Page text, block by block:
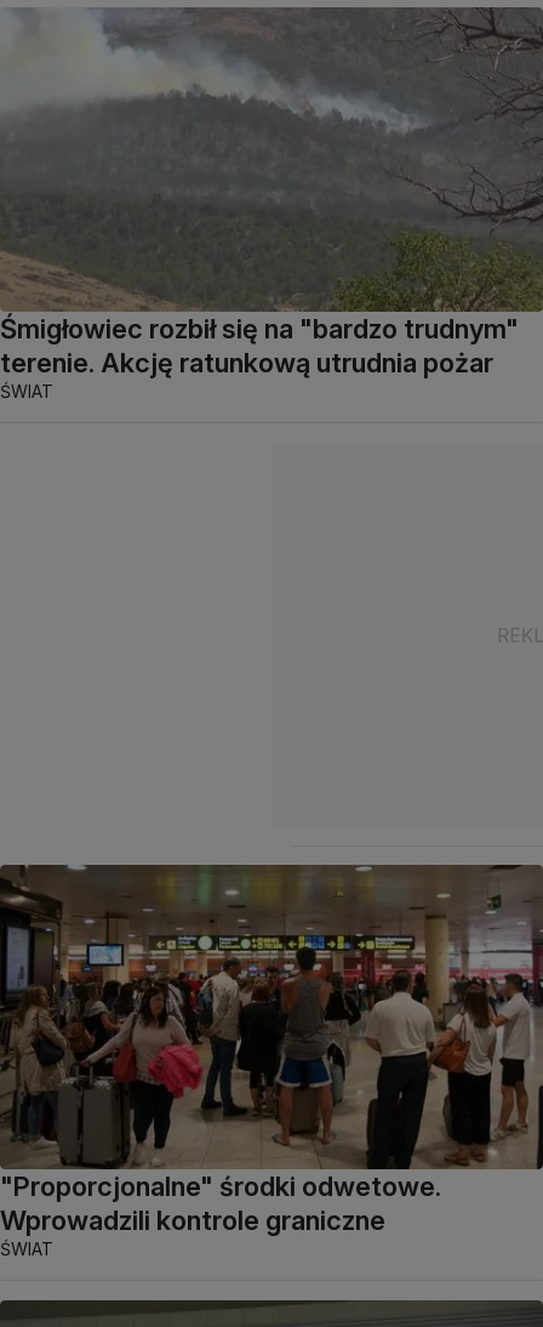
Śmigłowiec rozbił się na "bardzo trudnym"
terenie. Akcję ratunkową utrudnia pożar
ŚWIAT
"Proporcjonalne" środki odwetowe.
Wprowadzili kontrole graniczne
ŚWIAT